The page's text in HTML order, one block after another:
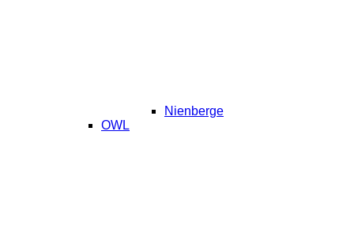
Nienberge
OWL